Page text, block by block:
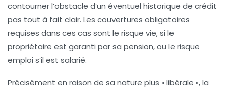
contourner l’obstacle d’un éventuel historique de crédit
pas tout à fait clair. Les couvertures obligatoires
requises dans ces cas sont le risque vie, si le
propriétaire est garanti par sa pension, ou le risque
emploi s’il est salarié.
Précisément en raison de sa nature plus « libérale », la